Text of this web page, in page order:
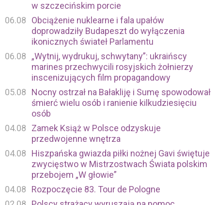
w szczecińskim porcie
06.08
Obciążenie nuklearne i fala upałów
doprowadziły Budapeszt do wyłączenia
ikonicznych świateł Parlamentu
06.08
„Wytnij, wydrukuj, schwytany”: ukraińscy
marines przechwycili rosyjskich żołnierzy
inscenizujących film propagandowy
05.08
Nocny ostrzał na Bałakliję i Sumę spowodował
śmierć wielu osób i ranienie kilkudziesięciu
osób
04.08
Zamek Książ w Polsce odzyskuje
przedwojenne wnętrza
04.08
Hiszpańska gwiazda piłki nożnej Gavi świętuje
zwycięstwo w Mistrzostwach Świata polskim
przebojem „W głowie”
04.08
Rozpoczęcie 83. Tour de Pologne